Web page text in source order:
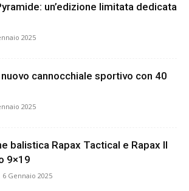
un’edizione limitata dedicata
2025
cannocchiale sportivo con 40
2025
balistica Rapax Tactical e Rapax II
9×19
6 Gennaio 2025